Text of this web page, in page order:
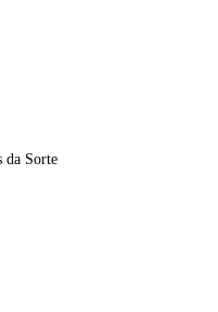
da Sorte